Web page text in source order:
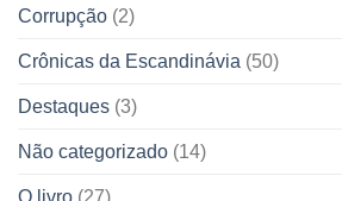
Corrupção (2)
Crônicas da Escandinávia (50)
Destaques (3)
Não categorizado (14)